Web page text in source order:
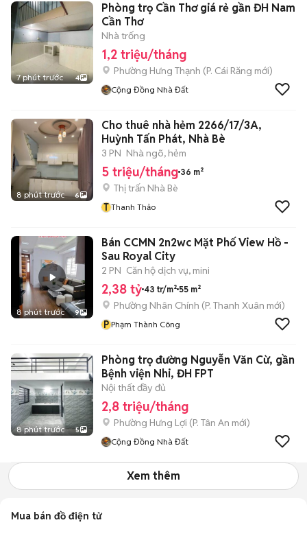
7 phút trước 4
Phòng trọ Cần Thơ giá rẻ gần ĐH Nam
Cần Thơ
Nhà trống
1,2 triệu/tháng
Phường Hưng Thạnh (P. Cái Răng mới)
Cộng Đồng Nhà Đất
8 phút trước 6
Cho thuê nhà hẻm 2266/17/3A,
Huỳnh Tấn Phát, Nhà Bè
3 PN Nhà ngõ, hẻm
5 triệu/tháng 36 m²
Thị trấn Nhà Bè
T Thanh Thảo
8 phút trước 9
Bán CCMN 2n2wc Mặt Phố View Hồ -
Sau Royal City
2 PN Căn hộ dịch vụ, mini
2,38 tỷ 43 tr/m² 55 m²
Phường Nhân Chính (P. Thanh Xuân mới)
P Phạm Thành Công
8 phút trước 5
Phòng trọ đường Nguyễn Văn Cừ, gần
Bệnh viện Nhi, ĐH FPT
Nội thất đầy đủ
2,8 triệu/tháng
Phường Hưng Lợi (P. Tân An mới)
Cộng Đồng Nhà Đất
Xem thêm
Mua bán đồ điện tử